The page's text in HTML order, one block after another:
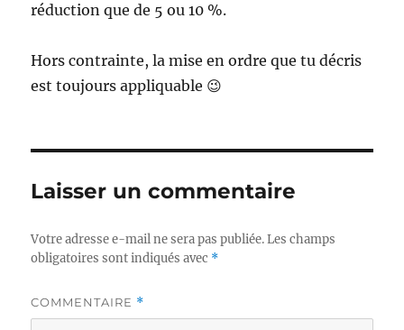
réduction que de 5 ou 10 %.
Hors contrainte, la mise en ordre que tu décris
est toujours appliquable 😉
Laisser un commentaire
Votre adresse e-mail ne sera pas publiée. Les champs
obligatoires sont indiqués avec *
COMMENTAIRE *